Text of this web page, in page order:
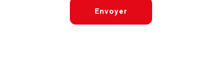
Envoyer